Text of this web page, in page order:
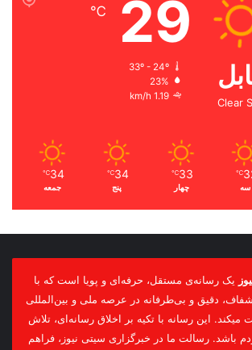
Clear
29
℃
33º - 24º
23%
1.19 km/h
℃
سه
33
℃
چهار
34
℃
پنج
34
℃
جمعه
یک رسانه‌ی مستقل، حرفه‌ای و پویا است که با
دقیق و بی‌طرفانه در عرصه ملی و بین‌المللی
میکند. این رسانه با تکیه بر اخلاق رسانه‌ای، تلاش
باشد. رسالت ما در خبرگزاری سیتی نیوز، فراهم